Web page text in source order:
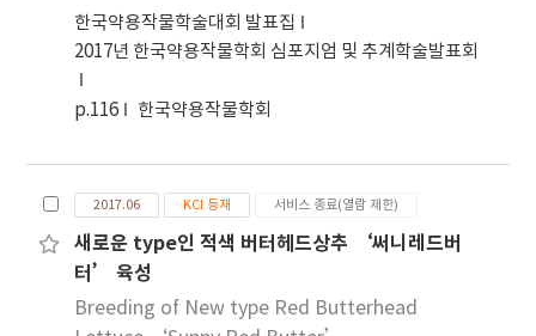
한국약용작물학술대회 발표집
2017년 한국약용작물학회 심포지엄 및 추계학술발표회
p.116 한국약용작물학회
2017.06 KCI 등재 서비스 종료(열람 제한)
새로운 type인 적색 버터헤드상추 ‘써니레드버
터’ 육성
Breeding of New type Red Butterhead